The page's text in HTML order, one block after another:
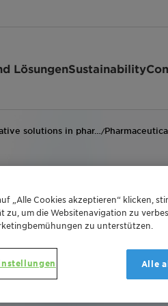
LösungenSustainability
solutions in phar… /
-
„Alle Cookies akzeptieren“ klicken,
zu, um die Websitenavigation zu
zu unterstützen.
Alle